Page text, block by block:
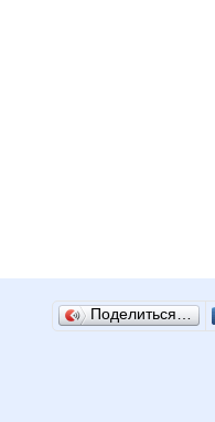
Поделиться…